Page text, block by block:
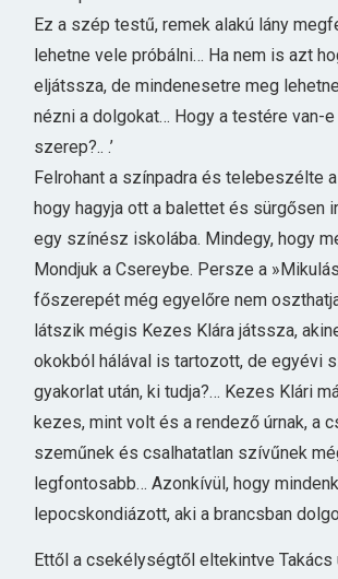
Ez a szép testű, remek alakú lány
lehetne vele próbálni… Ha nem is azt
eljátssza, de mindenesetre meg
nézni a dolgokat… Hogy a testére van-
szerep?.. .’
Felrohant a színpadra és telebeszélte
hogy hagyja ott a balettet és sürgősen
egy színész iskolába. Mindegy, hogy
Mondjuk a Csereybe. Persze a
főszerepét még egyelőre nem
látszik mégis Kezes Klára játssza,
okokból hálával is tartozott, de egyévi
gyakorlat után, ki tudja?… Kezes Klári
kezes, mint volt és a rendező úrnak, a
szeműnek és csalhatatlan szívűnek
legfontosabb… Azonkívül, hogy
lepocskondiázott, aki a brancsban
Ettől a csekélységtől eltekintve Takács